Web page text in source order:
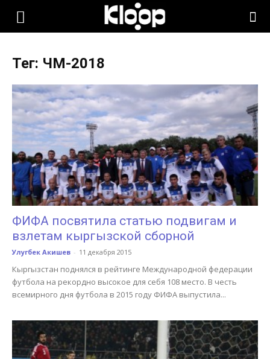
KLOOP.KG
Новости
Кыргызстана
Тег: ЧМ-2018
ФИФА посвятила статью подвигам и
взлетам кыргызской сборной
Улугбек Акишев - 11 декабря 2015
Кыргызстан поднялся в рейтинге Международной федерации
футбола на рекордно высокое для себя 108 место. В честь
всемирного дня футбола в 2015 году ФИФА выпустила...